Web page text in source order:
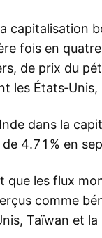
capitalisation
fois en
de prix du
les États‑Unis,
dans la
4.71% en
que les flux
comme
Taïwan et la